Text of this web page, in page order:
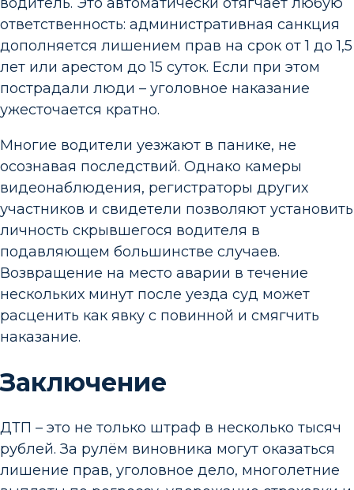
ответственность: административная санкция
дополняется лишением прав на срок от 1 до 1,5
лет или арестом до 15 суток. Если при этом
пострадали люди – уголовное наказание
ужесточается кратно.
Многие водители уезжают в панике, не
осознавая последствий. Однако камеры
видеонаблюдения, регистраторы других
участников и свидетели позволяют установить
личность скрывшегося водителя в
подавляющем большинстве случаев.
Возвращение на место аварии в течение
нескольких минут после уезда суд может
расценить как явку с повинной и смягчить
наказание.
Заключение
ДТП – это не только штраф в несколько тысяч
рублей. За рулём виновника могут оказаться
лишение прав, уголовное дело, многолетние